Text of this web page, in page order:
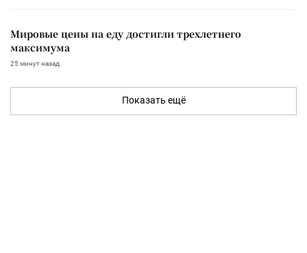
Мировые цены на еду достигли трехлетнего
максимума
25 минут назад
Показать ещё